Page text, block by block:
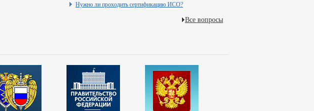
Нужно ли проходить сертификацию ИСО?
Все вопросы